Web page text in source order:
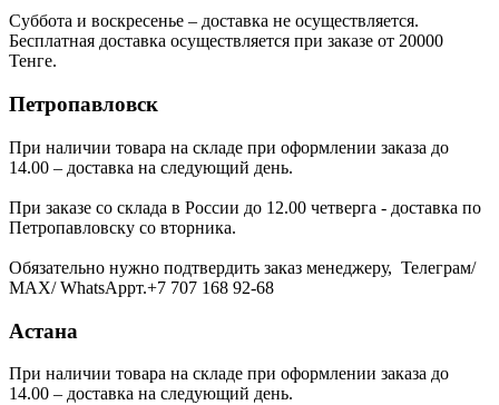
Суббота и воскресенье – доставка не осуществляется.
Бесплатная доставка осуществляется при заказе от 20000
Тенге.
Петропавловск
При наличии товара на складе при оформлении заказа до
14.00 – доставка на следующий день.
При заказе со склада в России до 12.00 четверга - доставка по
Петропавловску со вторника.
Обязательно нужно подтвердить заказ менеджеру, Телеграм/
МАХ/ WhatsAppт.+7 707 168 92-68
Астана
При наличии товара на складе при оформлении заказа до
14.00 – доставка на следующий день.